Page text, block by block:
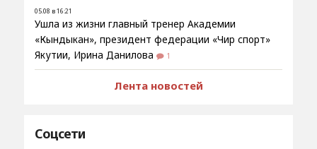
05.08 в 16:21
Ушла из жизни главный тренер Академии
«Кындыкан», президент федерации «Чир спорт»
Якутии, Ирина Данилова
1
Лента новостей
Соцсети